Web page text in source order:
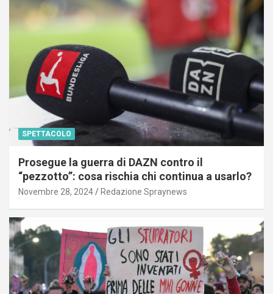
SPETTACOLO
Prosegue la guerra di DAZN contro il
“pezzotto”: cosa rischia chi continua a usarlo?
Novembre 28, 2024 Redazione Spraynews